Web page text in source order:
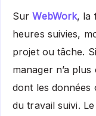
SurWebWork, la
heures suivies,
projet ou tâche.
manager n’a
dont les données
du travail suivi.